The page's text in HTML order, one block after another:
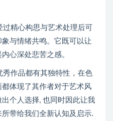
精心构思与艺术处理后可
与情绪共鸣。它既可以让
心深处悲苦之感。
作品都有其独特性，在色
体现了其作者对于艺术风
个人选择, 也同时因此让我
带给我们全新认知及启示.